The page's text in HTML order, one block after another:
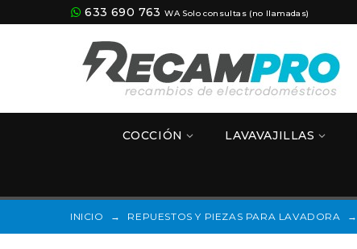
633 690 763 WA Solo consultas (no llamadas)
COCCIÓN LAVAVAJILLAS
INICIO → REPUESTOS Y PIEZAS PARA LAVADORA →